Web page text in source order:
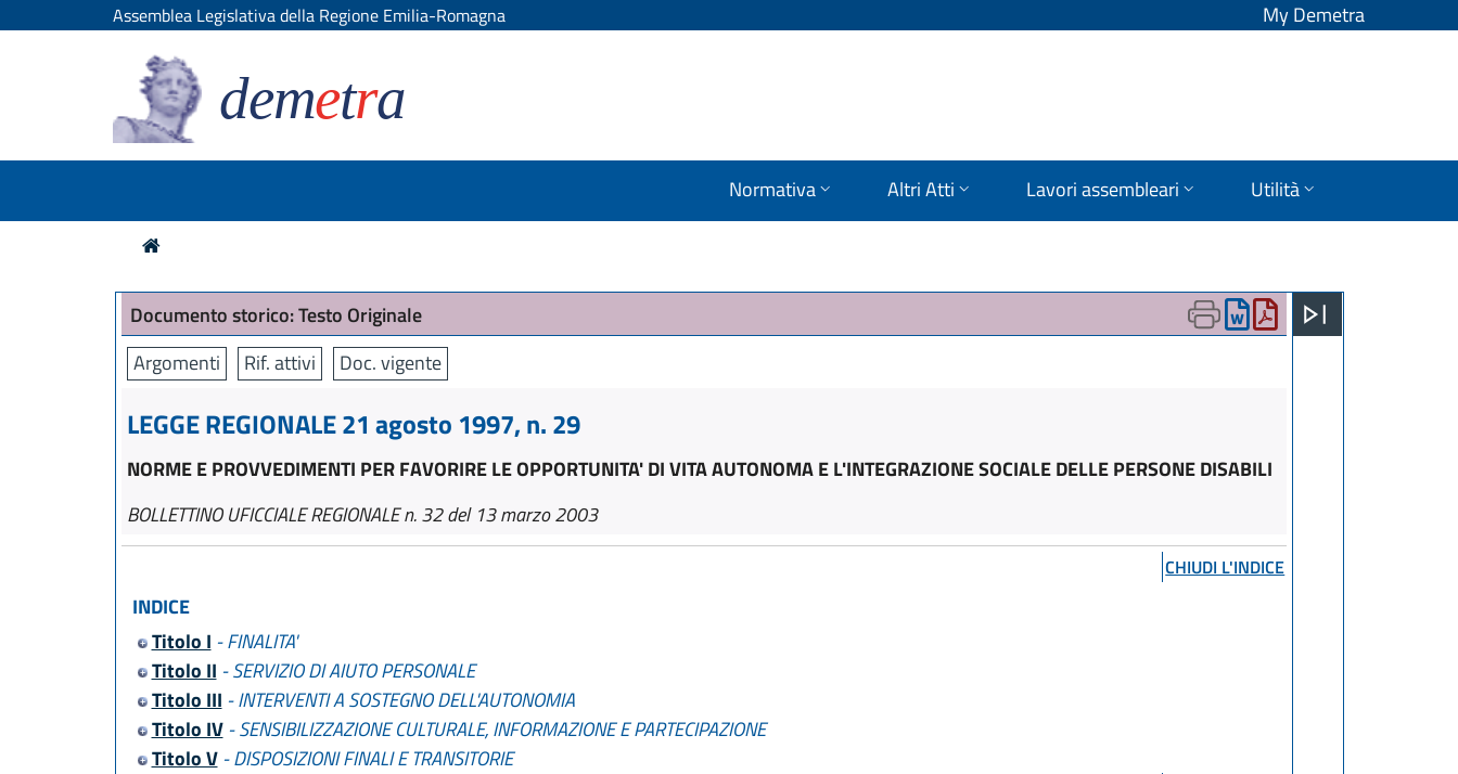
Assemblea Legislativa della Regione Emilia-Romagna My Demetra
demetra
Normativa Altri Atti Lavori assembleari Utilità
Documento storico: Testo Originale
Argomenti
Rif. attivi Doc. vigente
LEGGE REGIONALE 21 agosto 1997, n. 29
NORME E PROVVEDIMENTI PER FAVORIRE LE OPPORTUNITA' DI VITA AUTONOMA E L'INTEGRAZIONE SOCIALE DELLE PERSONE DISABILI
BOLLETTINO UFICCIALE REGIONALE n. 32 del 13 marzo 2003
CHIUDI L'INDICE
INDICE
Titolo I - FINALITA'
Titolo II - SERVIZIO DI AIUTO PERSONALE
Titolo III - INTERVENTI A SOSTEGNO DELL'AUTONOMIA
Titolo IV- SENSIBILIZZAZIONE CULTURALE, INFORMAZIONE E PARTECIPAZIONE
Titolo V- DISPOSIZIONI FINALI E TRANSITORIE